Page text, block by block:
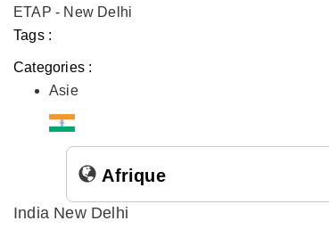
ETAP - New Delhi
Tags :
Categories :
Asie
Afrique
India New Delhi